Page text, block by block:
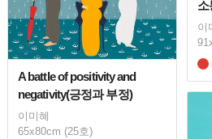
소
이
A battle of positivity and
negativity(긍정과 부정)
이미혜
65x80cm (25호)